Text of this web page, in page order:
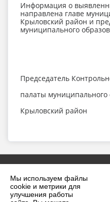
Мы используем файлы
cookie и метрики для
улучшения работы
Информация о
направлена главе
Крыловский район и
муниципального
Председатель
палаты муниципального